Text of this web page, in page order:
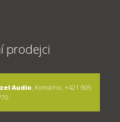
prodejci
Audio, Komárno, +421 905